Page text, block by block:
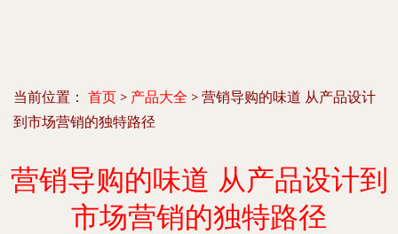
当前位置： 首页 > 产品大全 > 营销导购的味道 从产品设计
到市场营销的独特路径
营销导购的味道 从产品设计到
市场营销的独特路径